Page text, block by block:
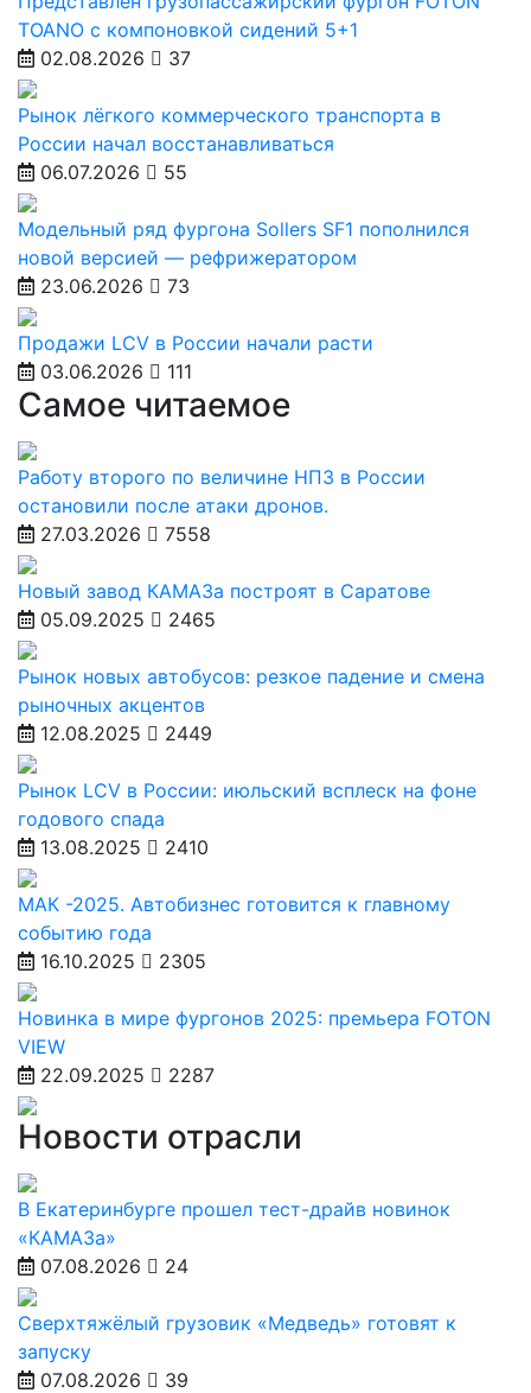
TOANO с компоновкой сидений 5+1
02.08.2026
37
Рынок лёгкого коммерческого транспорта в
России начал восстанавливаться
06.07.2026
55
Модельный ряд фургона Sollers SF1 пополнился
новой версией — рефрижератором
23.06.2026
73
Продажи LCV в России начали расти
03.06.2026
111
Самое читаемое
Работу второго по величине НПЗ в России
остановили после атаки дронов.
27.03.2026
7558
Новый завод КАМАЗа построят в Саратове
05.09.2025
2465
Рынок новых автобусов: резкое падение и смена
рыночных акцентов
12.08.2025
2449
Рынок LCV в России: июльский всплеск на фоне
годового спада
13.08.2025
2410
МАК -2025. Автобизнес готовится к главному
событию года
16.10.2025
2305
Новинка в мире фургонов 2025: премьера FOTON
VIEW
22.09.2025
2287
Новости отрасли
В Екатеринбурге прошел тест-драйв новинок
«КАМАЗа»
07.08.2026
24
Сверхтяжёлый грузовик «Медведь» готовят к
запуску
07.08.2026
39